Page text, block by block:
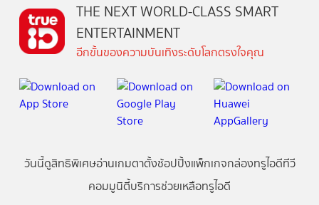
THE NEXT WORLD-CLASS SMART
ENTERTAINMENT
อีกขั้นของความบันเทิงระดับโลกตรงใจคุณ
วันนี้ดูสิทธิพิเศษอ่านเกมตาตั้งช้อปปิ้งแพ็กเกจกล่องทรูไอดีทีวี
คอมมูนิตี้บริการช่วยเหลือทรูไอดี